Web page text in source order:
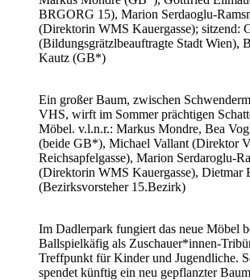
BRGORG 15), Marion Serdaoglu-
(Direktorin WMS Kauergasse); sitzend:
(Bildungsgrätzlbeauftragte Stadt Wien),
Kautz (GB*)
Ein großer Baum, zwischen
VHS, wirft im Sommer prächtigen
Möbel. v.l.n.r.: Markus Mondre, Bea
(beide GB*), Michael Vallant (Direktor
Reichsapfelgasse), Marion Serdaroglu-
(Direktorin WMS Kauergasse), Dietmar
(Bezirksvorsteher 15.Bezirk)
Im Dadlerpark fungiert das neue Möbel
Ballspielkäfig als Zuschauer*innen-
Treffpunkt für Kinder und Jugendliche.
spendet künftig ein neu gepflanzter